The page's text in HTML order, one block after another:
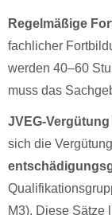
Regelmäßige
fachlicher
werden 40–60
muss das
JVEG-
sich die
M3). Diese Sätze